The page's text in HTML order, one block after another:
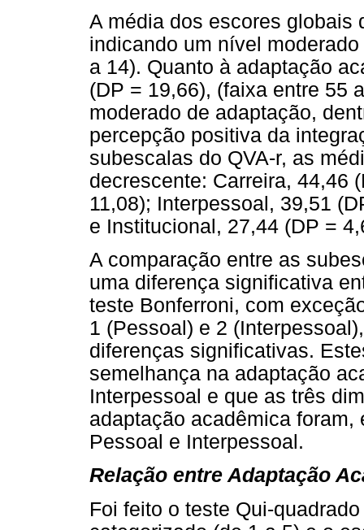
A média dos escores globais
indicando um nível
a 14). Quanto à adaptação
(DP = 19,66), (faixa entre 55
moderado de adaptação,
percepção positiva da
subescalas do QVA-r, as
decrescente: Carreira, 44,46
11,08); Interpessoal, 39,51
e Institucional, 27,44 (DP =
A comparação entre as
uma diferença significativa
teste Bonferroni, com
1 (Pessoal) e 2
diferenças significativas.
semelhança na adaptação
Interpessoal e que as três
adaptação acadêmica
Pessoal e Interpessoal.
Relação entre Adaptação
Foi feito o teste Qui-